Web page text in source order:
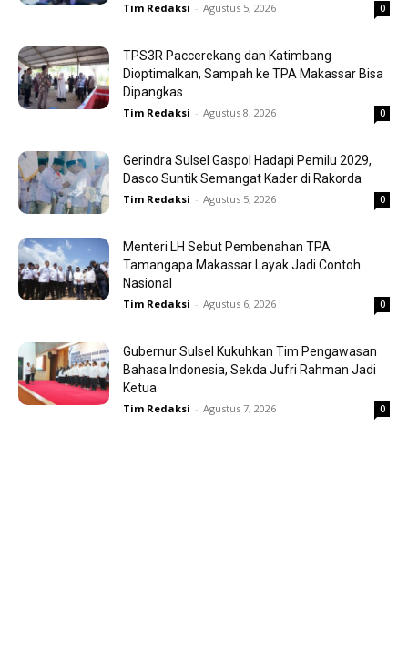
Tim Redaksi - Agustus 5, 2026 0
TPS3R Paccerekang dan Katimbang
Dioptimalkan, Sampah ke TPA Makassar Bisa
Dipangkas
Tim Redaksi - Agustus 8, 2026 0
Gerindra Sulsel Gaspol Hadapi Pemilu 2029,
Dasco Suntik Semangat Kader di Rakorda
Tim Redaksi - Agustus 5, 2026 0
Menteri LH Sebut Pembenahan TPA
Tamangapa Makassar Layak Jadi Contoh
Nasional
Tim Redaksi - Agustus 6, 2026 0
Gubernur Sulsel Kukuhkan Tim Pengawasan
Bahasa Indonesia, Sekda Jufri Rahman Jadi
Ketua
Tim Redaksi - Agustus 7, 2026 0